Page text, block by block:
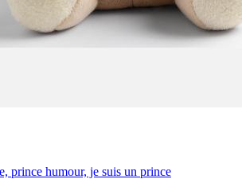
prince humour, je suis un prince